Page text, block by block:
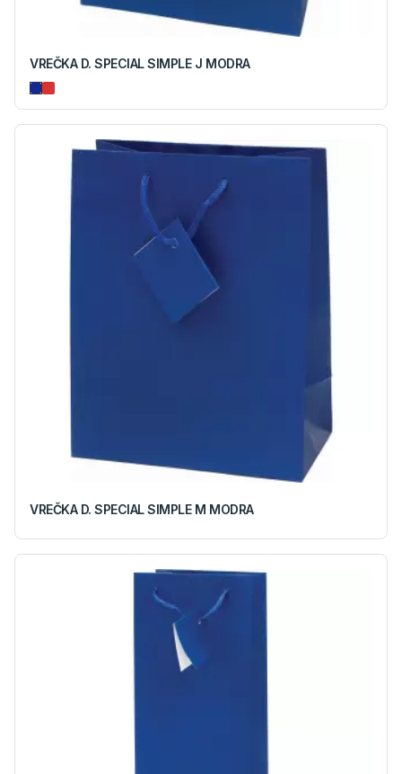
VREČKA D. SPECIAL SIMPLE J MODRA
VREČKA D. SPECIAL SIMPLE M MODRA